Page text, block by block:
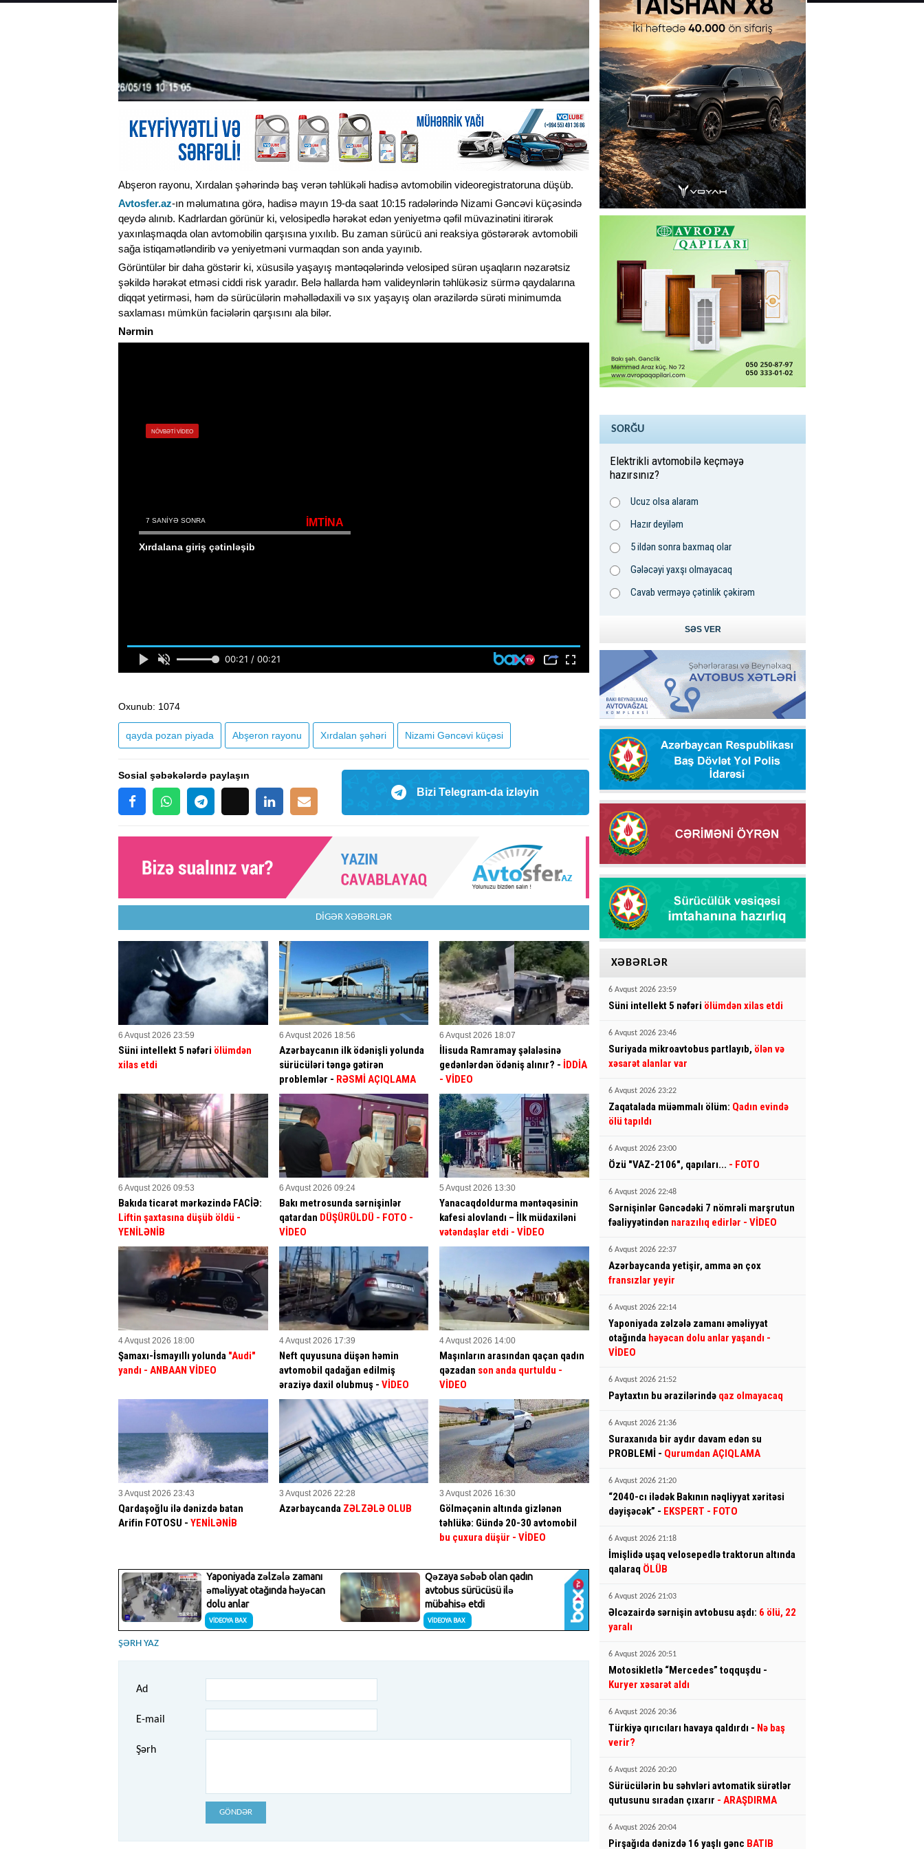
Abşeron rayonu, Xırdalan şəhərində baş verən təhlükəli hadisə avtomobilin videoregistratoruna düşüb.
Avtosfer.az-ın məlumatına görə, hadisə mayın 19-da saat 10:15 radələrində Nizami Gəncəvi küçəsində
qeydə alınıb. Kadrlardan görünür ki, velosipedlə hərəkət edən yeniyetmə qəfil müvazinətini itirərək
yaxınlaşmaqda olan avtomobilin qarşısına yıxılıb. Bu zaman sürücü ani reaksiya göstərərək avtomobili
sağa istiqamətləndirib və yeniyetməni vurmaqdan son anda yayınıb.
Görüntülər bir daha göstərir ki, xüsusilə yaşayış məntəqələrində velosiped sürən uşaqların nəzarətsiz
şəkildə hərəkət etməsi ciddi risk yaradır. Belə hallarda həm valideynlərin təhlükəsiz sürmə qaydalarına
diqqət yetirməsi, həm də sürücülərin məhəllədaxili və sıx yaşayış olan ərazilərdə sürəti minimumda
saxlaması mümkün faciələrin qarşısını ala bilər.
Nərmin
Oxunub: 1074
qayda pozan piyada ​​​​​​​Abşeron rayonu Xırdalan şəhəri Nizami Gəncəvi küçəsi
Sosial şəbəkələrdə paylaşın
Bizi Telegram-da izləyin
DİGƏR XƏBƏRLƏR
6 Avqust 2026 23:59
Süni intellekt 5 nəfəri ölümdən
xilas etdi
6 Avqust 2026 18:56
Azərbaycanın ilk ödənişli yolunda
sürücüləri təngə gətirən
problemlər - RƏSMİ AÇIQLAMA
6 Avqust 2026 18:07
İlisuda Ramramay şəlaləsinə
gedənlərdən ödəniş alınır? - İDDİA
- VİDEO
6 Avqust 2026 09:53
Bakıda ticarət mərkəzində FACİƏ:
Liftin şaxtasına düşüb öldü -
YENİLƏNİB
6 Avqust 2026 09:24
Bakı metrosunda sərnişinlər
qatardan DÜŞÜRÜLDÜ - FOTO -
VİDEO
5 Avqust 2026 13:30
Yanacaqdoldurma məntəqəsinin
kafesi alovlandı – İlk müdaxiləni
vətəndaşlar etdi - VİDEO
4 Avqust 2026 18:00
Şamaxı-İsmayıllı yolunda "Audi"
yandı - ANBAAN VİDEO
4 Avqust 2026 17:39
Neft quyusuna düşən həmin
avtomobil qadağan edilmiş
əraziyə daxil olubmuş - VİDEO
4 Avqust 2026 14:00
Maşınların arasından qaçan qadın
qəzadan son anda qurtuldu -
VİDEO
3 Avqust 2026 23:43
Qardaşoğlu ilə dənizdə batan
Arifin FOTOSU - YENİLƏNİB
3 Avqust 2026 22:28
Azərbaycanda ZƏLZƏLƏ OLUB
3 Avqust 2026 16:30
Gölməçənin altında gizlənən
təhlükə: Gündə 20-30 avtomobil
bu çuxura düşür - VİDEO
ŞƏRH YAZ
Ad
E-mail
Şərh
GÖNDƏR
SORĞU
Elektrikli avtomobilə keçməyə
hazırsınız?
Ucuz olsa alaram
Hazır deyiləm
5 ildən sonra baxmaq olar
Gələcəyi yaxşı olmayacaq
Cavab verməyə çətinlik çəkirəm
XƏBƏRLƏR
6 Avqust 2026 23:59
Süni intellekt 5 nəfəri ölümdən xilas etdi
6 Avqust 2026 23:46
Suriyada mikroavtobus partlayıb, ölən və
xəsarət alanlar var
6 Avqust 2026 23:22
Zaqatalada müəmmalı ölüm: Qadın evində
ölü tapıldı
6 Avqust 2026 23:00
Özü "VAZ-2106", qapıları... - FOTO
6 Avqust 2026 22:48
Sərnişinlər Gəncədəki 7 nömrəli marşrutun
fəaliyyətindən narazılıq edirlər - VİDEO
6 Avqust 2026 22:37
Azərbaycanda yetişir, amma ən çox
fransızlar yeyir
6 Avqust 2026 22:14
Yaponiyada zəlzələ zamanı əməliyyat
otağında həyəcan dolu anlar yaşandı -
VİDEO
6 Avqust 2026 21:52
Paytaxtın bu ərazilərində qaz olmayacaq
6 Avqust 2026 21:36
Suraxanıda bir aydır davam edən su
PROBLEMİ - Qurumdan AÇIQLAMA
6 Avqust 2026 21:20
“2040-cı ilədək Bakının nəqliyyat xəritəsi
dəyişəcək” - EKSPERT - FOTO
6 Avqust 2026 21:18
İmişlidə uşaq velosepedlə traktorun altında
qalaraq ÖLÜB
6 Avqust 2026 21:03
Əlcəzairdə sərnişin avtobusu aşdı: 6 ölü, 22
yaralı
6 Avqust 2026 20:51
Motosikletlə “Mercedes” toqquşdu -
Kuryer xəsarət aldı
6 Avqust 2026 20:36
Türkiyə qırıcıları havaya qaldırdı - Nə baş
verir?
6 Avqust 2026 20:20
Sürücülərin bu səhvləri avtomatik sürətlər
qutusunu sıradan çıxarır - ARAŞDIRMA
6 Avqust 2026 20:04
Pirşağıda dənizdə 16 yaşlı gənc BATIB